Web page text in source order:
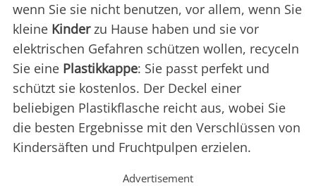
wenn Sie sie nicht benutzen, vor allem, wenn Sie
kleine Kinderzu Hause haben und sie vor
elektrischen Gefahren schützen wollen, recyceln
Sie eine Plastikkappe: Sie passt perfekt und
schützt sie kostenlos. Der Deckel einer
beliebigen Plastikflasche reicht aus, wobei Sie
die besten Ergebnisse mit den Verschlüssen von
Kindersäften und Fruchtpulpen erzielen.
Advertisement